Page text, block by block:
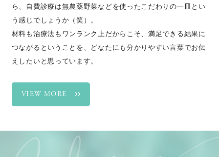
ら、自費診療は無農薬野菜などを使ったこだわりの一皿とい
う感じでしょうか（笑）。
材料も治療法もワンランク上だからこそ、満足できる結果に
つながるということを、どなたにも分かりやすい言葉でお伝
えしたいと思っています。
VIEW MORE